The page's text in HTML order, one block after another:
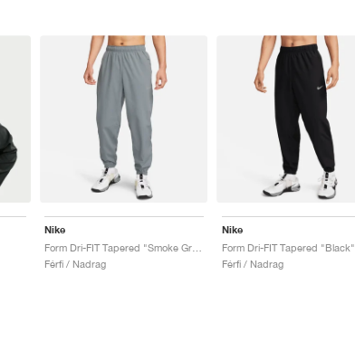
Nike
Form Dri-FIT Tapered "Smoke Grey"
Férfi / Nadrag
Nike
Form Dri-FIT Tapered "Black"
Férfi / Nadrag